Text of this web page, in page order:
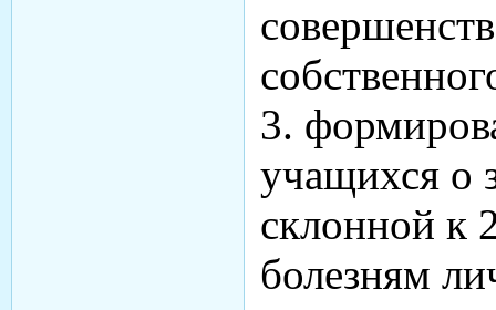
3.
учащихся о
склонной к
болезням